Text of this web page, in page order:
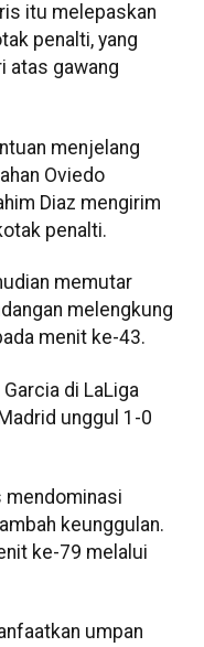
itu melepaskan
penalti, yang
atas gawang
menjelang
Oviedo
Diaz mengirim
penalti.
memutar
melengkung
menit ke-43.
di LaLiga
unggul 1-0
mendominasi
keunggulan.
ke-79 melalui
umpan